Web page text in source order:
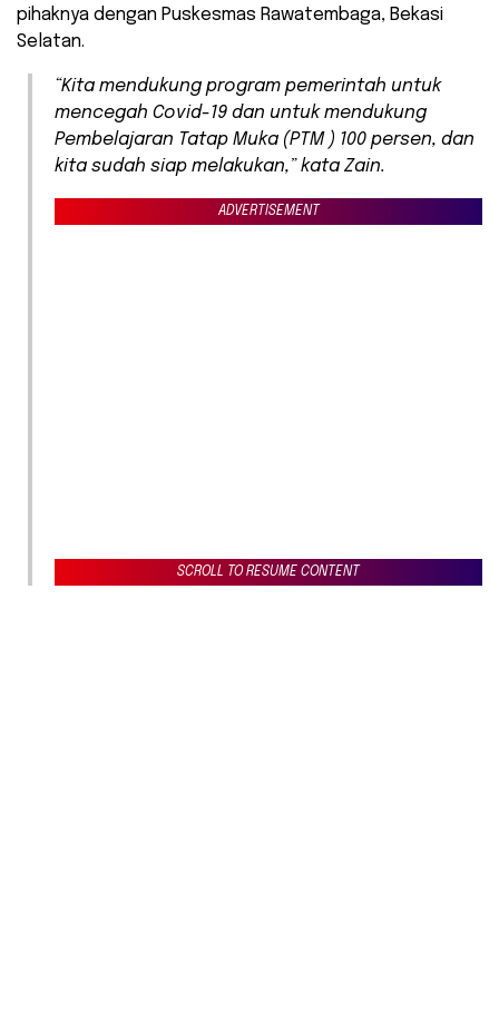
pihaknya dengan Puskesmas Rawatembaga, Bekasi
Selatan.
“Kita mendukung program pemerintah untuk
mencegah Covid-19 dan untuk mendukung
Pembelajaran Tatap Muka (PTM ) 100 persen, dan
kita sudah siap melakukan,” kata Zain.
ADVERTISEMENT
SCROLL TO RESUME CONTENT